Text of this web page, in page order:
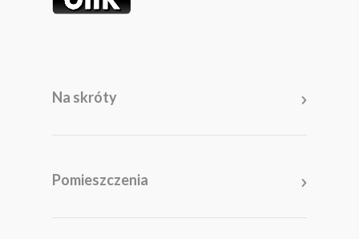
Na skróty
Pomieszczenia
Pomieszczenia